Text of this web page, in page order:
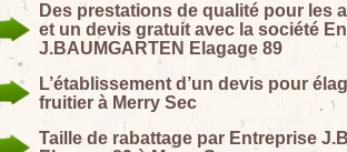
Des prestations de qualité pour les
et un devis gratuit avec la société
J.BAUMGARTEN Elagage 89
L’établissement d’un devis pour
fruitier à Merry Sec
Taille de rabattage par Entreprise